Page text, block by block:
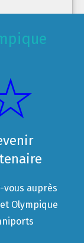
vous auprès
Olympique